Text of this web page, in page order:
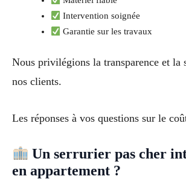
Intervention soignée
Garantie sur les travaux
Nous privilégions la transparence et la
nos clients.
Les réponses à vos questions sur le
Un serrurier pas cher
en appartement ?